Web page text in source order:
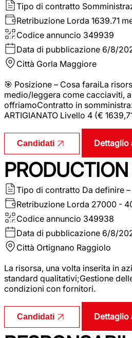
Tipo di contratto
Retribuzione Lorda 1639.71
Codice annuncio 349939
Data di pubblicazione 6/8/
Città Gorla Maggiore
🎯 Posizione – Cosa faraiLa
medio/leggera come cacciaviti,
offriamoContratto in
ARTIGIANATO Livello 4 (€
Candidati Dettaglio
Tipo di contratto Da definire
Retribuzione Lorda 27000 -
Codice annuncio 349938
Data di pubblicazione 6/8/
Città Ortignano Raggiolo
La risorsa, una volta inserita in
standard qualitativi;Gestione
condizioni con fornitori.
Candidati Dettaglio